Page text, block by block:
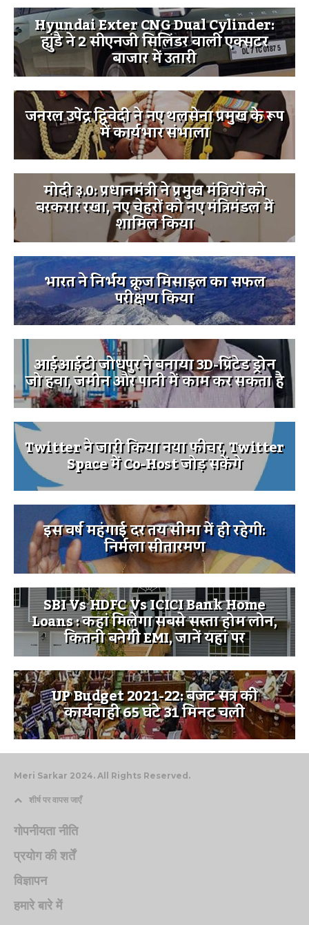
Hyundai Exter CNG Dual Cylinder:
ह्युंडै ने 2 सीएनजी सिलिंडर वाली एक्सटर
बाजार में उतारी
जनरल उपेंद्र द्विवेदी ने नए थलसेना प्रमुख के रूप
में कार्यभार संभाला
मोदी ३.0: प्रधानमंत्री ने प्रमुख मंत्रियों को
बरकरार रखा, नए चेहरों को नए मंत्रिमंडल में
शामिल किया
भारत ने निर्भय क्रूज मिसाइल का सफल
परीक्षण किया
आईआईटी जोधपुर ने बनाया 3D-प्रिंटेड ड्रोन
जो हवा, जमीन और पानी में काम कर सकता है
Twitter ने जारी किया नया फीचर, Twitter
Space में Co-Host जोड़ सकेंगे
इस वर्ष महंगाई दर तय सीमा में ही रहेगी:
निर्मला सीतारमण
SBI Vs HDFC Vs ICICI Bank Home
Loans : कहां मिलेगा सबसे सस्ता होम लोन,
कितनी बनेगी EMI, जानें यहां पर
UP Budget 2021-22: बजट सत्र की
कार्यवाही 65 घंटे 31 मिनट चली
Meri Sarkar 2024. All Rights Reserved.
शीर्ष पर वापस जाएँ
गोपनीयता नीति
प्रयोग की शर्तें
विज्ञापन
हमारे बारे में